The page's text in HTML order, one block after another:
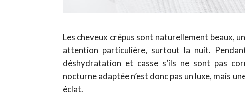
Les cheveux crépus sont naturellement beaux,
attention particulière, surtout la nuit.
déshydratation et casse s’ils ne sont pas
nocturne adaptée n’est donc pas un luxe, mais
éclat.